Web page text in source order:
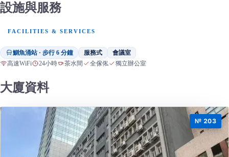
設施與服務
FACILITIES & SERVICES
鰂魚涌站 · 步行 6 分鐘 服務式 會議室
高速WiFi 24小時 茶水間 全傢俬 獨立辦公室
大廈資料
№ 203